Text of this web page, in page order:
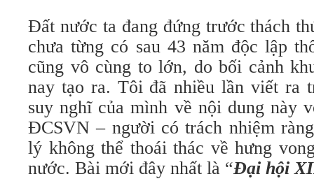
Đất nước ta đang đứng trước thách
chưa từng có sau 43 năm độc lập
cũng vô cùng to lớn, do bối cảnh
nay tạo ra. Tôi đã nhiều lần viết ra
suy nghĩ của mình về nội dung này
ĐCSVN – người có trách nhiệm
lý không thể thoái thác về hưng
nước. Bài mới đây nhất là “Đại hội